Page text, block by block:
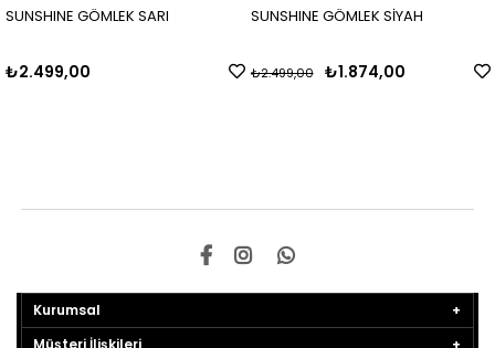
GÖMLEK SARI SUNSHINE GÖMLEK SİYAH
₺1.874,00
₺2.499,00 ₺4.299,00
Kurumsal
Müşteri İlişkileri